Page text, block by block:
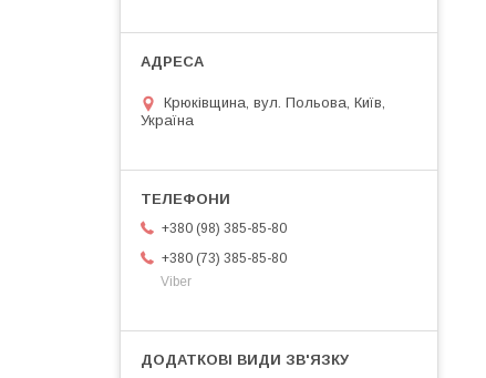
Крюківщина, вул. Польова, Київ,
Україна
+380 (98) 385-85-80
+380 (73) 385-85-80
Viber